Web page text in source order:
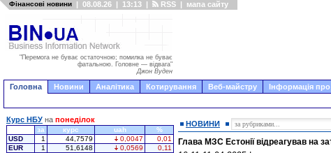
Фінансові новини | 08.08.26 | 13:13 | RSS | мапа сайту
"Перемога не буває остаточною; помилка не буває
фатальною. Головне — відвага"
Джон Вуден
Головна Новини Аналітика Котирування Веб-майстру Інформація
НОВИНИ
Глава МЗС Естонії відреагував на
Курс НБУ на понеділок
за курс uah
%
USD
1 44,7579 0,0047
0,01
EUR
1 51,6148 0,0569 0,11